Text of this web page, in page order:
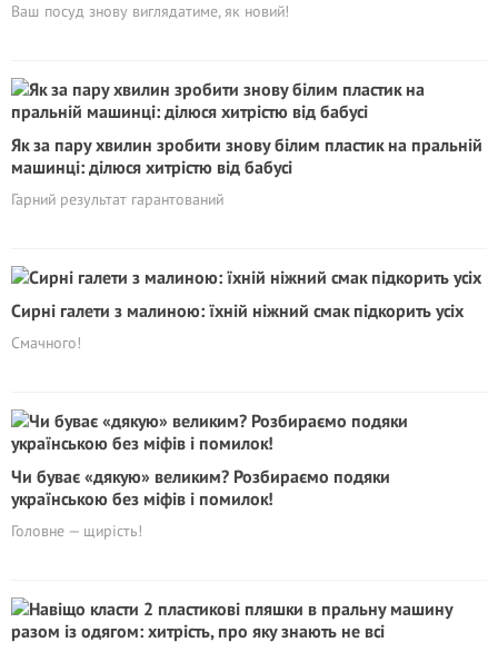
Ваш посуд знову виглядатиме, як новий!
Як за пару хвилин зробити знову білим пластик на пральній
машинці: ділюся хитрістю від бабусі
Гарний результат гарантований
Сирні галети з малиною: їхній ніжний смак підкорить усіх
Смачного!
Чи буває «дякую» великим? Розбираємо подяки
українською без міфів і помилок!
Головне — щирість!